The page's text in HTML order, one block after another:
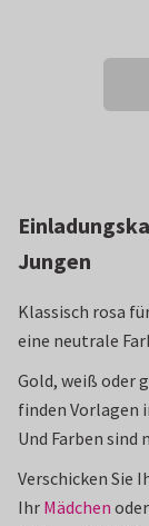
Jungen
Klassisch rosa
eine neutrale
Gold, weiß oder
finden Vorlagen
Und Farben sind
Verschicken Sie
Ihr Mädchen